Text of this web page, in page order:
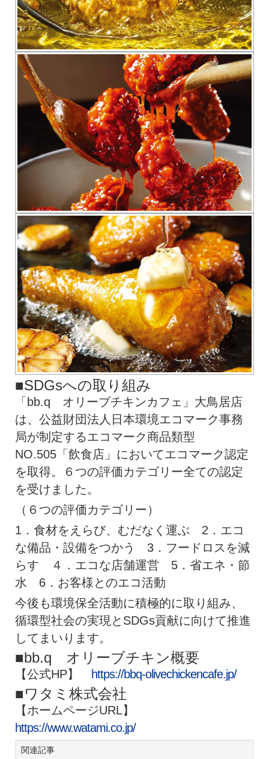
■SDGsへの取り組み
「bb.q オリーブチキンカフェ」大鳥居店
は、公益財団法人日本環境エコマーク事務
局が制定するエコマーク商品類型
NO.505「飲食店」においてエコマーク認定
を取得。６つの評価カテゴリー全ての認定
を受けました。
（６つの評価カテゴリー）
1．食材をえらび、むだなく運ぶ 2．エコ
な備品・設備をつかう 3．フードロスを減
らす ４．エコな店舗運営 5．省エネ・節
水 6．お客様とのエコ活動
今後も環境保全活動に積極的に取り組み、
循環型社会の実現とSDGs貢献に向けて推進
してまいります。
■bb.q オリーブチキン概要
【公式HP】 https://bbq-olivechickencafe.jp/
■ワタミ株式会社
【ホームページURL】
https://www.watami.co.jp/
関連記事